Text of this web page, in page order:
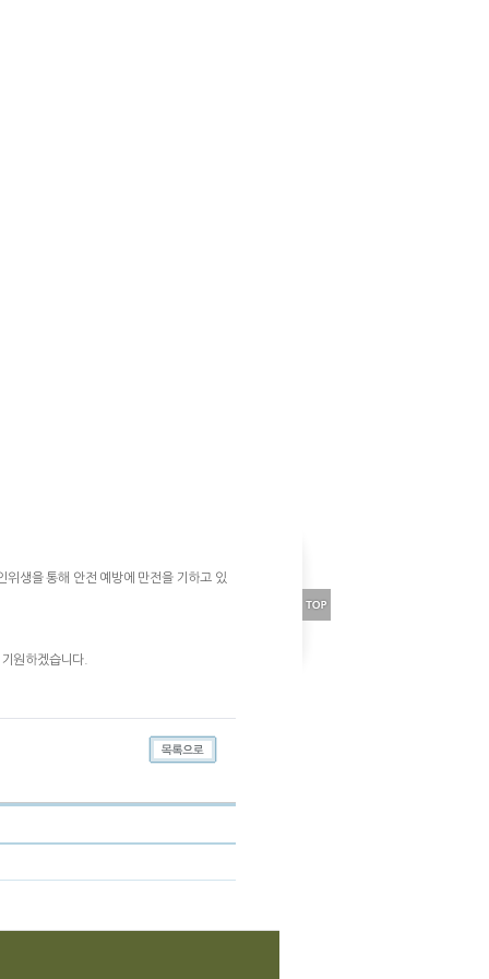
생을 통해 안전 예방에 만전을 기하고 있
원하겠습니다.